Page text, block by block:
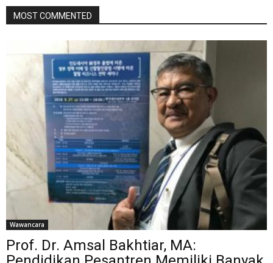
MOST COMMENTED
Wawancara
Prof. Dr. Amsal Bakhtiar, MA: